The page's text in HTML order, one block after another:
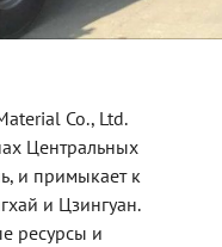
Co., Ltd.
Центральных
и примыкает к
и Цзингуан.
ресурсы и